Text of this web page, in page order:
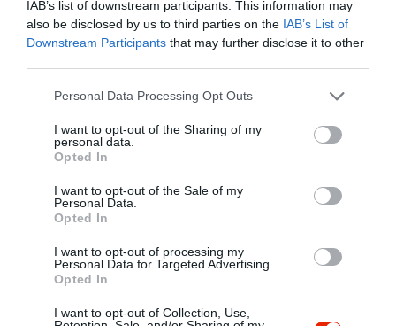
IAB’s list of downstream participants. This information may
also be disclosed by us to third parties on the IAB’s List of
Downstream Participants that may further disclose it to other
Please note that this website/app uses one or more Google
not limited to your visit or usage behaviour. You may click to
grant or deny consent to Google and its third-party tags to
use your data for below specified purposes in below Google
consent section.
Personal Data Processing Opt Outs
I want to opt-out of the Sharing of my
personal data.
Opted In
I want to opt-out of the Sale of my
Personal Data.
Opted In
I want to opt-out of processing my
Personal Data for Targeted Advertising.
Opted In
I want to opt-out of Collection, Use,
asztalnál voltak vendégek,
akik már falatoztak. Ezután
közölte velem a pincér, hogy
tele vannak, és esélytelen,
hogy mi ott két órán belül
együnk. Ez amúgy 19 órakor
be nem teszem a lábam
ahol normális a kiszolgálás.
Furcsa, hogy ezt egy
megengedheti magának